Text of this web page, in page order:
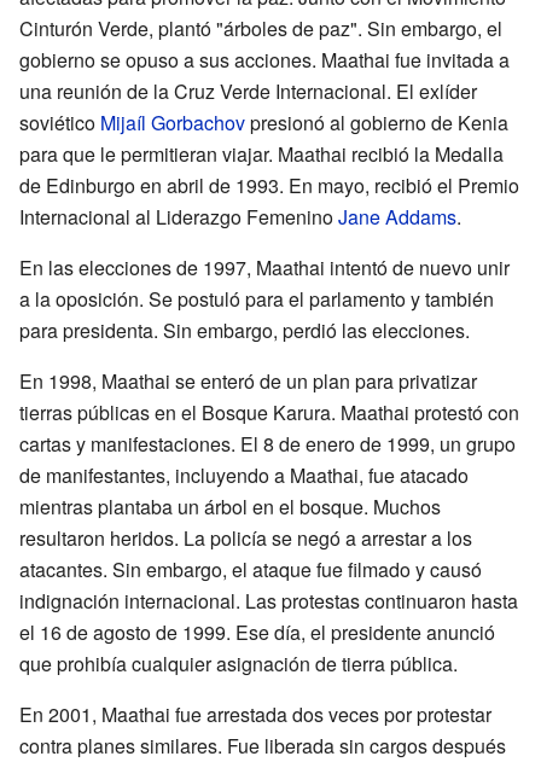
Cinturón Verde, plantó "árboles de paz". Sin embargo, el
gobierno se opuso a sus acciones. Maathai fue invitada a
una reunión de la Cruz Verde Internacional. El exlíder
soviético Mijaíl Gorbachovpresionó al gobierno de Kenia
para que le permitieran viajar. Maathai recibió la Medalla
de Edinburgo en abril de 1993. En mayo, recibió el Premio
Internacional al Liderazgo FemeninoJane Addams.
En las elecciones de 1997, Maathai intentó de nuevo unir
a la oposición. Se postuló para el parlamento y también
para presidenta. Sin embargo, perdió las elecciones.
En 1998, Maathai se enteró de un plan para privatizar
tierras públicas en el Bosque Karura. Maathai protestó con
cartas y manifestaciones. El 8 de enero de 1999, un grupo
de manifestantes, incluyendo a Maathai, fue atacado
mientras plantaba un árbol en el bosque. Muchos
resultaron heridos. La policía se negó a arrestar a los
atacantes. Sin embargo, el ataque fue filmado y causó
indignación internacional. Las protestas continuaron hasta
el 16 de agosto de 1999. Ese día, el presidente anunció
que prohibía cualquier asignación de tierra pública.
En 2001, Maathai fue arrestada dos veces por protestar
contra planes similares. Fue liberada sin cargos después